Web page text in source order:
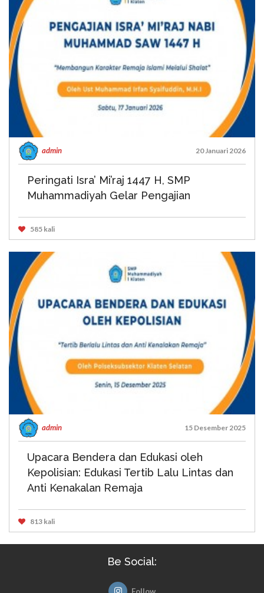
admin 20 Januari 2026
Peringati Isra’ Mi’raj 1447 H, SMP
Muhammadiyah Gelar Pengajian
585 kali
admin 15 Desember 2025
Upacara Bendera dan Edukasi oleh
Kepolisian: Edukasi Tertib Lalu Lintas dan
Anti Kenakalan Remaja
813 kali
Be Social: